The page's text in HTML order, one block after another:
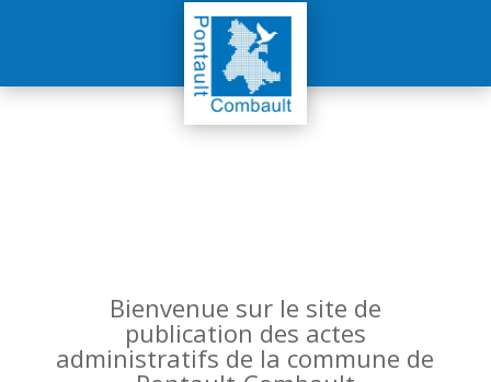
Bienvenue sur le site de
publication des actes
administratifs de la commune de